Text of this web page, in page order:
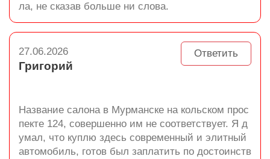
ла, не сказав больше ни слова.
Ответить
27.06.2026
Григорий
Название салона в Мурманске на кольском прос
пекте 124, совершенно им не соответствует. Я д
умал, что куплю здесь современный и элитный
автомобиль, готов был заплатить по достоинств